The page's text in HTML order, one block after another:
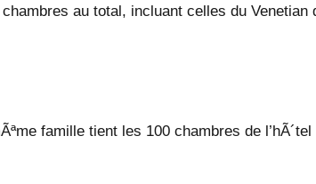
au total, incluant celles du Venetian
famille tient les 100 chambres de l’hÃ´tel